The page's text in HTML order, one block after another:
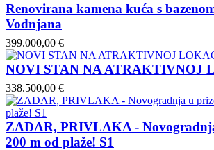
Renovirana kamena kuća s
Vodnjana
399.000,00 €
NOVI STAN NA ATRAKTIVNOJ
338.500,00 €
ZADAR, PRIVLAKA -
200 m od plaže! S1